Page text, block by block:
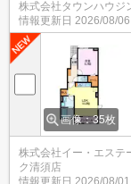
株式会社タウンハウジ
情報更新日 2026/08/06
画像：35枚
株式会社イー・エステ
ク清須店
情報更新日 2026/08/01